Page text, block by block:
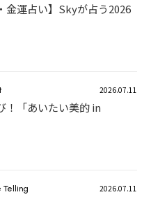
金運占い】Skyが占う2026
2026.07.11
！「あいたい美的 in
Telling 2026.07.11